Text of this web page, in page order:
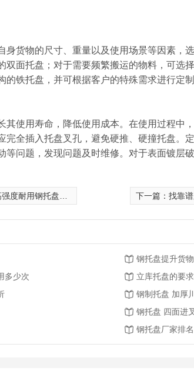
身货物的尺寸、重量以及使用场景等因素，
双面托盘；对于需要频繁搬运的物料，可选
的铁托盘，并可根据客户的特殊需求进行定
其使用寿命，降低使用成本。在使用过程中
完全插入托盘叉孔，避免硬推、硬撞托盘。
等问题，发现问题及时维修。对于表面镀层
盘定制 | 物流仓储首选 下一篇： 找靠
钢托盘提升货
多少次
立库托盘的要
钢制托盘 加厚
钢托盘 四面进
钢托盘厂家排